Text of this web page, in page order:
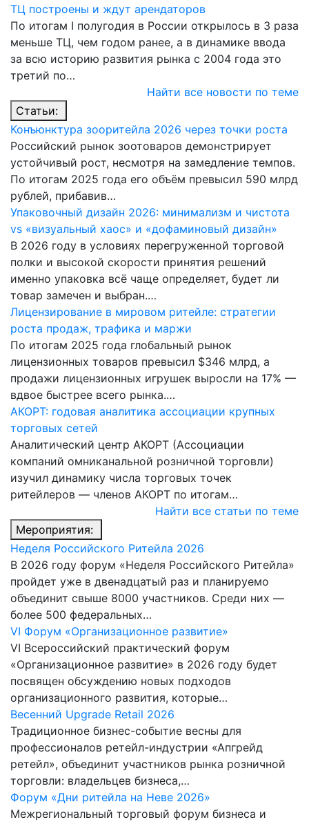
ТЦ построены и ждут арендаторов
По итогам I полугодия в России открылось в 3 раза
меньше ТЦ, чем годом ранее, а в динамике ввода
за всю историю развития рынка с 2004 года это
третий по…
Найти все новости по теме
Статьи:
Конъюнктура зооритейла 2026 через точки роста
Российский рынок зоотоваров демонстрирует
устойчивый рост, несмотря на замедление темпов.
По итогам 2025 года его объём превысил 590 млрд
рублей, прибавив…
Упаковочный дизайн 2026: минимализм и чистота
vs «визуальный хаос» и «дофаминовый дизайн»
В 2026 году в условиях перегруженной торговой
полки и высокой скорости принятия решений
именно упаковка всё чаще определяет, будет ли
товар замечен и выбран.…
Лицензирование в мировом ритейле: стратегии
роста продаж, трафика и маржи
По итогам 2025 года глобальный рынок
лицензионных товаров превысил $346 млрд, а
продажи лицензионных игрушек выросли на 17% —
вдвое быстрее всего рынка.…
АКОРТ: годовая аналитика ассоциации крупных
торговых сетей
Аналитический центр АКОРТ (Ассоциации
компаний омниканальной розничной торговли)
изучил динамику числа торговых точек
ритейлеров — членов АКОРТ по итогам…
Найти все статьи по теме
Мероприятия:
Неделя Российского Ритейла 2026
В 2026 году форум «Неделя Российского Ритейла»
пройдет уже в двенадцатый раз и планируемо
объединит свыше 8000 участников. Среди них —
более 500 федеральных…
VI Форум «Организационное развитие»
VI Всероссийский практический форум
«Организационное развитие» в 2026 году будет
посвящен обсуждению новых подходов
организационного развития, которые…
Весенний Upgrade Retail 2026
Традиционное бизнес-событие весны для
профессионалов ретейл-индустрии «Апгрейд
ретейл», объединит участников рынка розничной
торговли: владельцев бизнеса,…
Форум «Дни ритейла на Неве 2026»
Межрегиональный торговый форум бизнеса и